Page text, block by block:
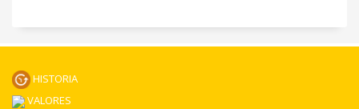
HISTORIA
VALORES